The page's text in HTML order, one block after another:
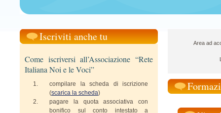
Area ad
Iscriviti anche tu
Come iscriversi all’Associazione “Rete
Italiana Noi e le Voci”
compilare la scheda di iscrizione
(scarica la scheda)
pagare la quota associativa con
bonifico sul conto intestato a